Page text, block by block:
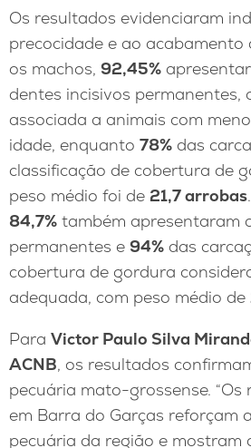
Os resultados evidenciaram
precocidade e ao acabamento
os machos, 92,45%
dentes incisivos permanentes,
associada a animais com
idade, enquanto 78% das
classificação de cobertura de
peso médio foi de 21,7 arrobas
84,7% também apresentaram
permanentes e 94% das
cobertura de gordura
adequada, com peso médio de
Para Victor Paulo Silva
ACNB, os resultados
pecuária mato-grossense.
em Barra do Garças reforçam
pecuária da região e mostram